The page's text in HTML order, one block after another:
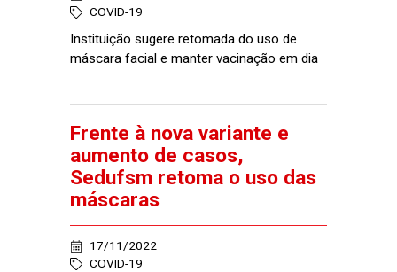
COVID-19
Instituição sugere retomada do uso de
máscara facial e manter vacinação em dia
Frente à nova variante e
aumento de casos,
Sedufsm retoma o uso das
máscaras
17/11/2022
COVID-19